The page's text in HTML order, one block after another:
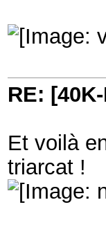
RE:
Et voilà
triarcat !